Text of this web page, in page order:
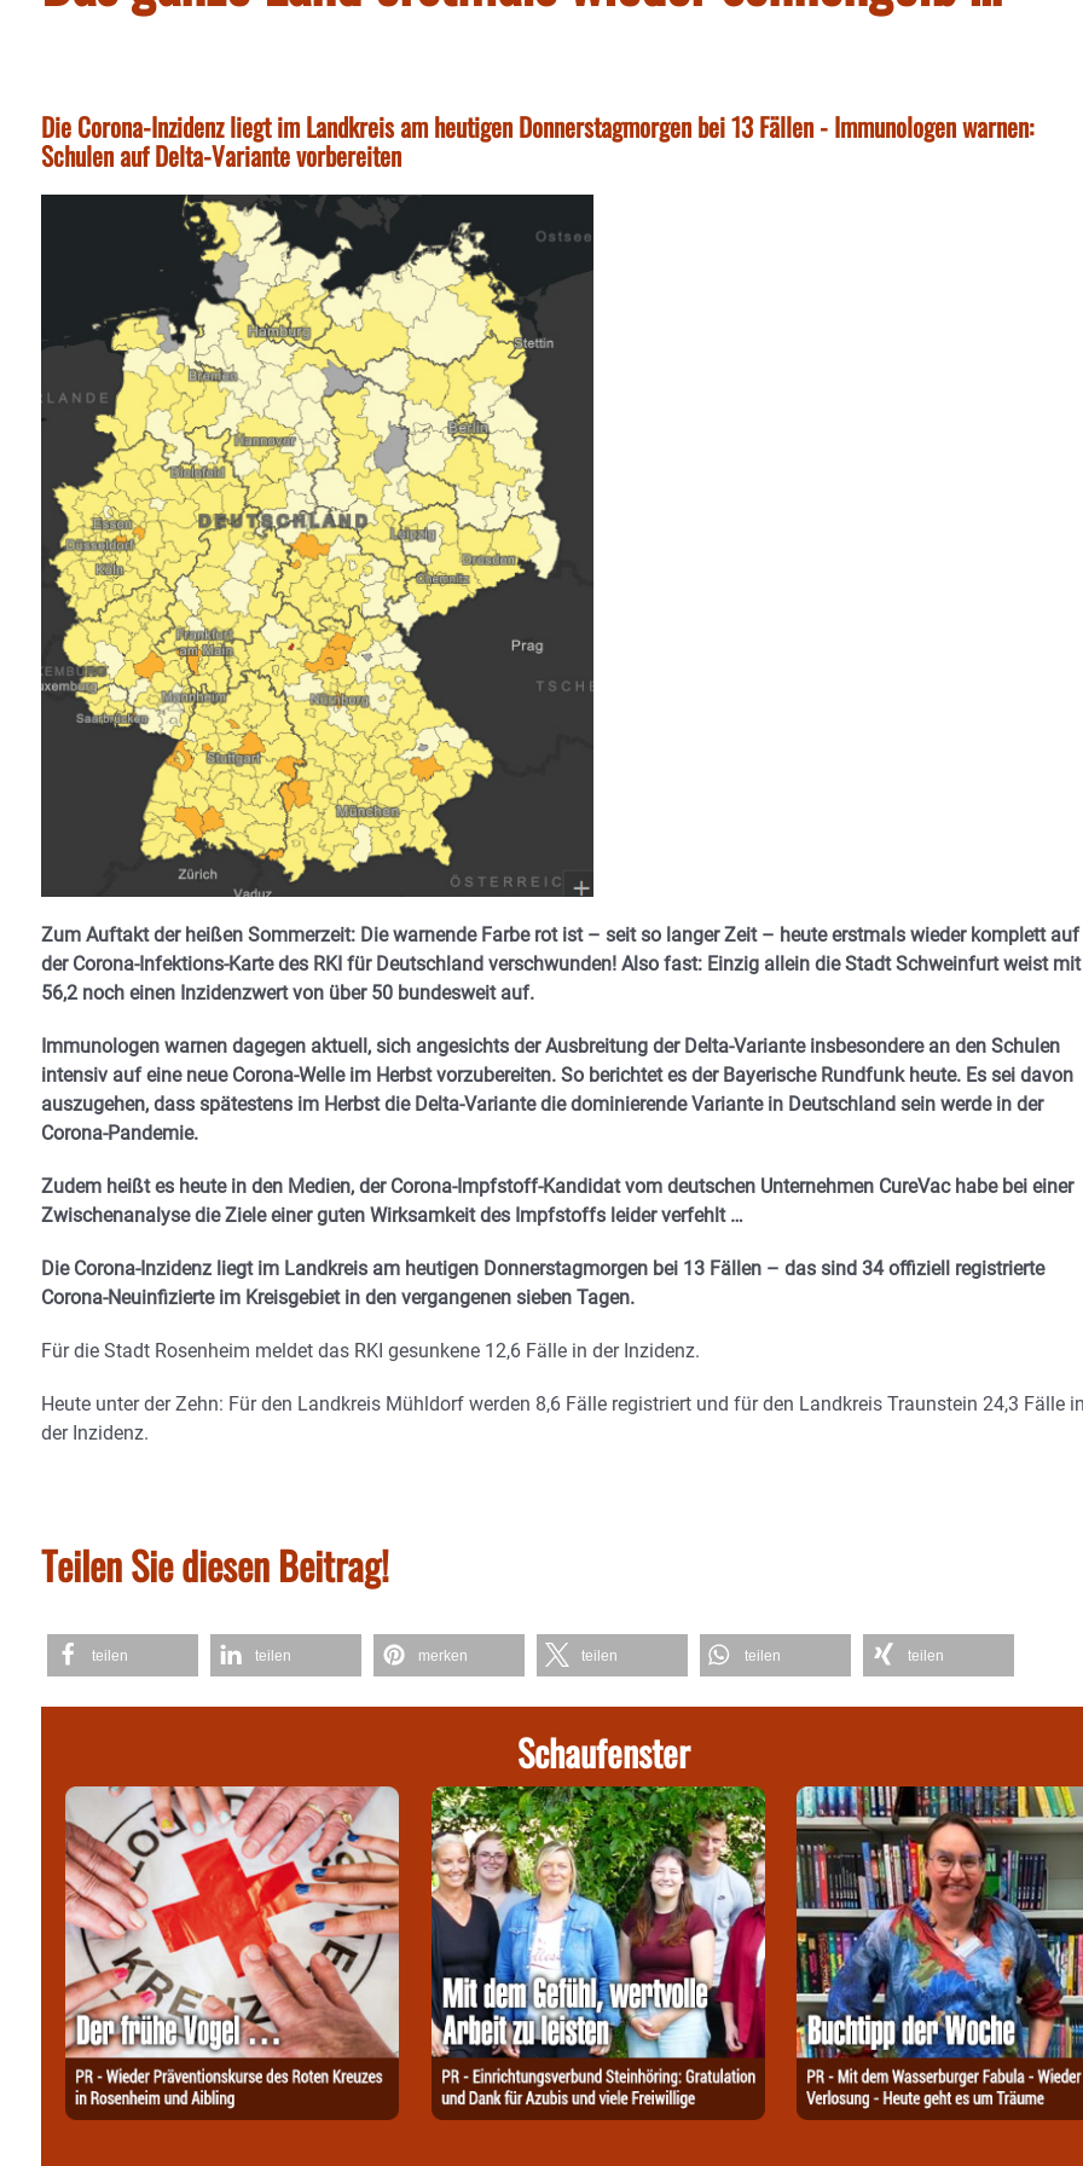
Die Corona-Inzidenz liegt im Landkreis am heutigen Donnerstagmorgen bei 13 Fällen - Immunologen warnen:
Schulen auf Delta-Variante vorbereiten
Zum Auftakt der heißen Sommerzeit: Die warnende Farbe rot ist – seit so langer Zeit – heute erstmals wieder komplett auf
der Corona-Infektions-Karte des RKI für Deutschland verschwunden! Also fast: Einzig allein die Stadt Schweinfurt weist mit
56,2 noch einen Inzidenzwert von über 50 bundesweit auf.
Immunologen warnen dagegen aktuell, sich angesichts der Ausbreitung der Delta-Variante insbesondere an den Schulen
intensiv auf eine neue Corona-Welle im Herbst vorzubereiten. So berichtet es der Bayerische Rundfunk heute. Es sei davon
auszugehen, dass spätestens im Herbst die Delta-Variante die dominierende Variante in Deutschland sein werde in der
Corona-Pandemie.
Zudem heißt es heute in den Medien, der Corona-Impfstoff-Kandidat vom deutschen Unternehmen CureVac habe bei einer
Zwischenanalyse die Ziele einer guten Wirksamkeit des Impfstoffs leider verfehlt …
Die Corona-Inzidenz liegt im Landkreis am heutigen Donnerstagmorgen bei 13 Fällen – das sind 34 offiziell registrierte
Corona-Neuinfizierte im Kreisgebiet in den vergangenen sieben Tagen.
Für die Stadt Rosenheim meldet das RKI gesunkene 12,6 Fälle in der Inzidenz.
Heute unter der Zehn: Für den Landkreis Mühldorf werden 8,6 Fälle registriert und für den Landkreis Traunstein 24,3 Fälle
der Inzidenz.
Teilen Sie diesen Beitrag!
teilen teilen merken teilen teilen teilen
Schaufenster